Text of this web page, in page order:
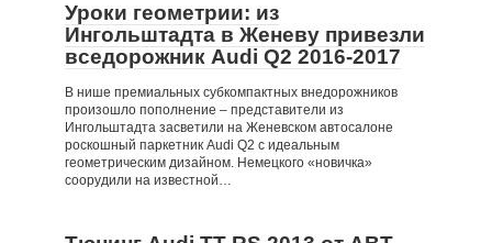
Уроки геометрии: из
Ингольштадта в Женеву привезли
вседорожник Audi Q2 2016-2017
В нише премиальных субкомпактных внедорожников
произошло пополнение – представители из
Ингольштадта засветили на Женевском автосалоне
роскошный паркетник Audi Q2 с идеальным
геометрическим дизайном. Немецкого «новичка»
соорудили на известной…